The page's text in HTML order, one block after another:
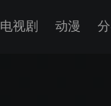
电视剧 动漫